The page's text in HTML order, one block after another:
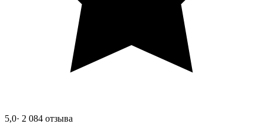
5,0· 2 084 отзыва